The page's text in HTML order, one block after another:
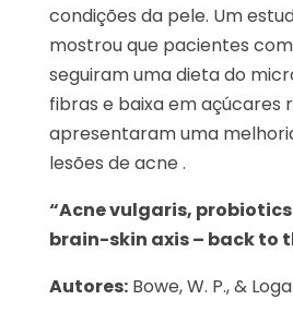
condições da pele. Um
mostrou que pacientes
seguiram uma dieta do
fibras e baixa em açúcares
apresentaram uma
lesões de acne .
“Acne vulgaris,
brain-skin axis – back to
Autores:Bowe, W. P., &